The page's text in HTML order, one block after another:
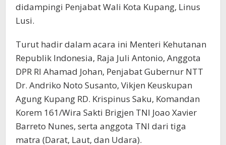
didampingi Penjabat Wali Kota Kupang, Linus
Lusi.
Turut hadir dalam acara ini Menteri Kehutanan
Republik Indonesia, Raja Juli Antonio, Anggota
DPR RI Ahamad Johan, Penjabat Gubernur NTT
Dr. Andriko Noto Susanto, Vikjen Keuskupan
Agung Kupang RD. Krispinus Saku, Komandan
Korem 161/Wira Sakti Brigjen TNI Joao Xavier
Barreto Nunes, serta anggota TNI dari tiga
matra (Darat, Laut, dan Udara).